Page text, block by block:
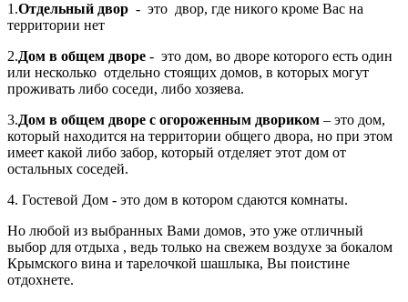
1.Отдельный двор - это двор, где никого кроме Вас на
территории нет
2.Дом в общем дворе - это дом, во дворе которого есть один
или несколько отдельно стоящих домов, в которых могут
проживать либо соседи, либо хозяева.
3.Дом в общем дворе с огороженным двориком – это дом,
который находится на территории общего двора, но при этом
имеет какой либо забор, который отделяет этот дом от
остальных соседей.
4. Гостевой Дом - это дом в котором сдаются комнаты.
Но любой из выбранных Вами домов, это уже отличный
выбор для отдыха , ведь только на свежем воздухе за бокалом
Крымского вина и тарелочкой шашлыка, Вы поистине
отдохнете.